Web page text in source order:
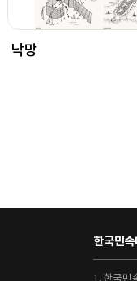
낙망
한국민
1. 한국민